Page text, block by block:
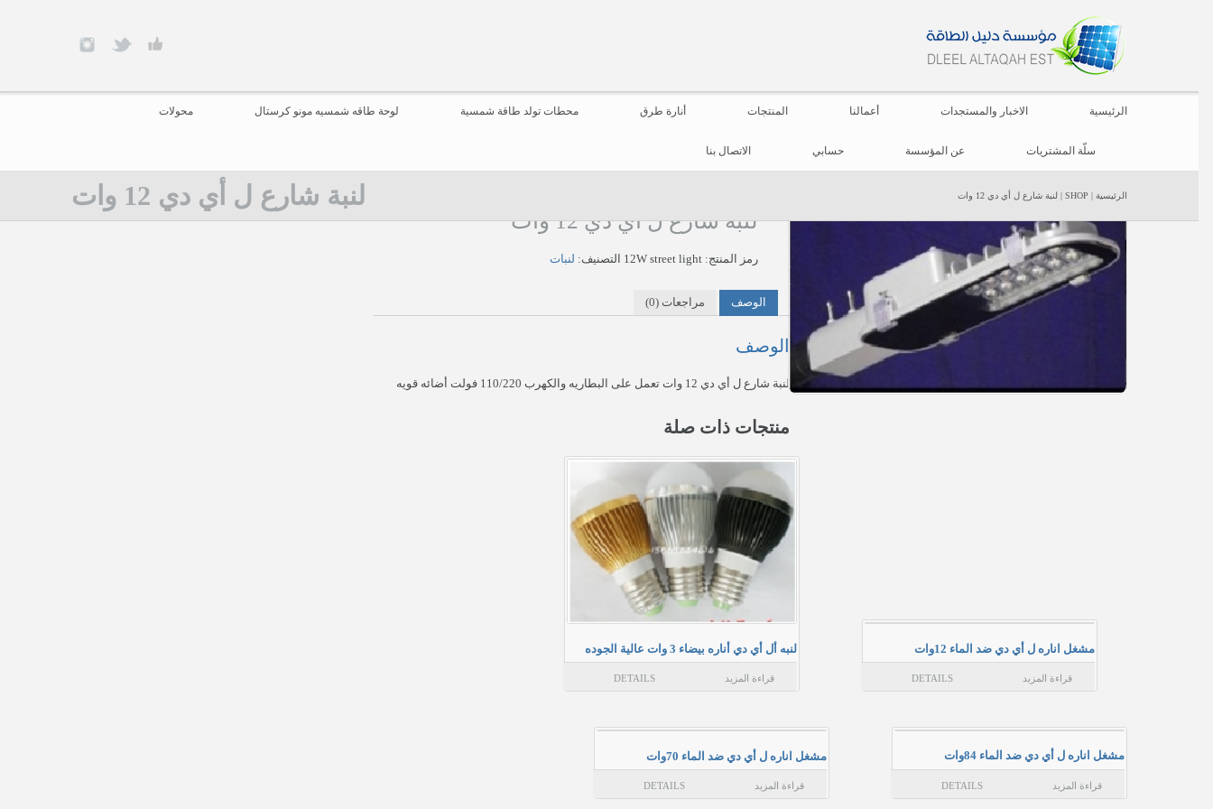
الرئيسية الاخبار والمستجدات أعمالنا المنتجات أنارة طرق محطات تولد طاقة شمسية لوحة طاقه شمسيه مونو كرستال محولات
سلّة المشتريات عن المؤسسة حسابي الاتصال بنا
لنبة شارع ل أي دي 12 وات الرئيسية |
SHOP
| لنبة شارع ل أي دي 12 وات
لنبة شارع ل أي دي 12 وات
رمز المنتج: 12W street light التصنيف: لنبات
الوصف مراجعات (0)
الوصف
لنبة شارع ل أي دي 12 وات تعمل على البطاريه والكهرب 110/220 فولت أضائه قويه
منتجات ذات صلة
مشغل اناره ل أي دي ضد الماء 12وات
قراءة المزيد DETAILS
لنبه أل أي دي أناره بيضاء 3 وات عالية الجوده
قراءة المزيد DETAILS
مشغل اناره ل أي دي ضد الماء 84وات
قراءة المزيد DETAILS
مشغل اناره ل أي دي ضد الماء 70وات
قراءة المزيد DETAILS